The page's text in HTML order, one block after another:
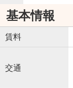
基本情報
賃料
交通